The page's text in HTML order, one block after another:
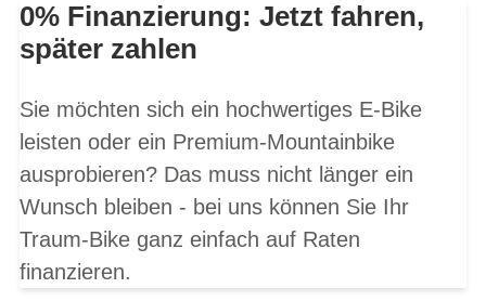
0% Finanzierung: Jetzt fahren,
später zahlen
Sie möchten sich ein hochwertiges E-Bike
leisten oder ein Premium-Mountainbike
ausprobieren? Das muss nicht länger ein
Wunsch bleiben - bei uns können Sie Ihr
Traum-Bike ganz einfach auf Raten
finanzieren.